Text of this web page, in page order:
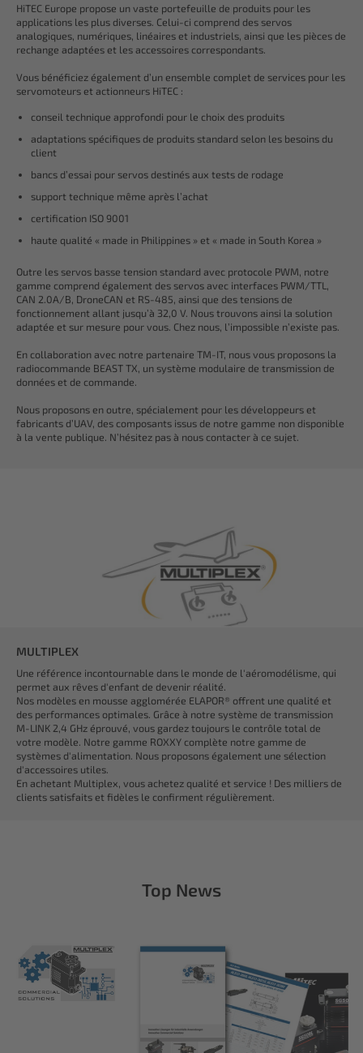
HiTEC Europe propose un vaste portefeuille de produits pour les
applications les plus diverses. Celui-ci comprend des servos
analogiques, numériques, linéaires et industriels, ainsi que les pièces de
rechange adaptées et les accessoires correspondants.
Vous bénéficiez également d’un ensemble complet de services pour les
servomoteurs et actionneurs HiTEC :
conseil technique approfondi pour le choix des produits
adaptations spécifiques de produits standard selon les besoins du
client
bancs d’essai pour servos destinés aux tests de rodage
support technique même après l’achat
certification ISO 9001
haute qualité « made in Philippines » et « made in South Korea »
Outre les servos basse tension standard avec protocole PWM, notre
gamme comprend également des servos avec interfaces PWM/TTL,
CAN 2.0A/B, DroneCAN et RS-485, ainsi que des tensions de
fonctionnement allant jusqu’à 32,0 V. Nous trouvons ainsi la solution
adaptée et sur mesure pour vous. Chez nous, l’impossible n’existe pas.
En collaboration avec notre partenaire TM-IT, nous vous proposons la
radiocommande BEAST TX, un système modulaire de transmission de
données et de commande.
Nous proposons en outre, spécialement pour les développeurs et
fabricants d’UAV, des composants issus de notre gamme non disponible
à la vente publique. N’hésitez pas à nous contacter à ce sujet.
MULTIPLEX
Une référence incontournable dans le monde de l'aéromodélisme, qui
permet aux rêves d'enfant de devenir réalité.
Nos modèles en mousse agglomérée ELAPOR® offrent une qualité et
des performances optimales. Grâce à notre système de transmission
M-LINK 2,4 GHz éprouvé, vous gardez toujours le contrôle total de
votre modèle. Notre gamme ROXXY complète notre gamme de
systèmes d'alimentation. Nous proposons également une sélection
d'accessoires utiles.
En achetant Multiplex, vous achetez qualité et service ! Des milliers de
clients satisfaits et fidèles le confirment régulièrement.
Top News